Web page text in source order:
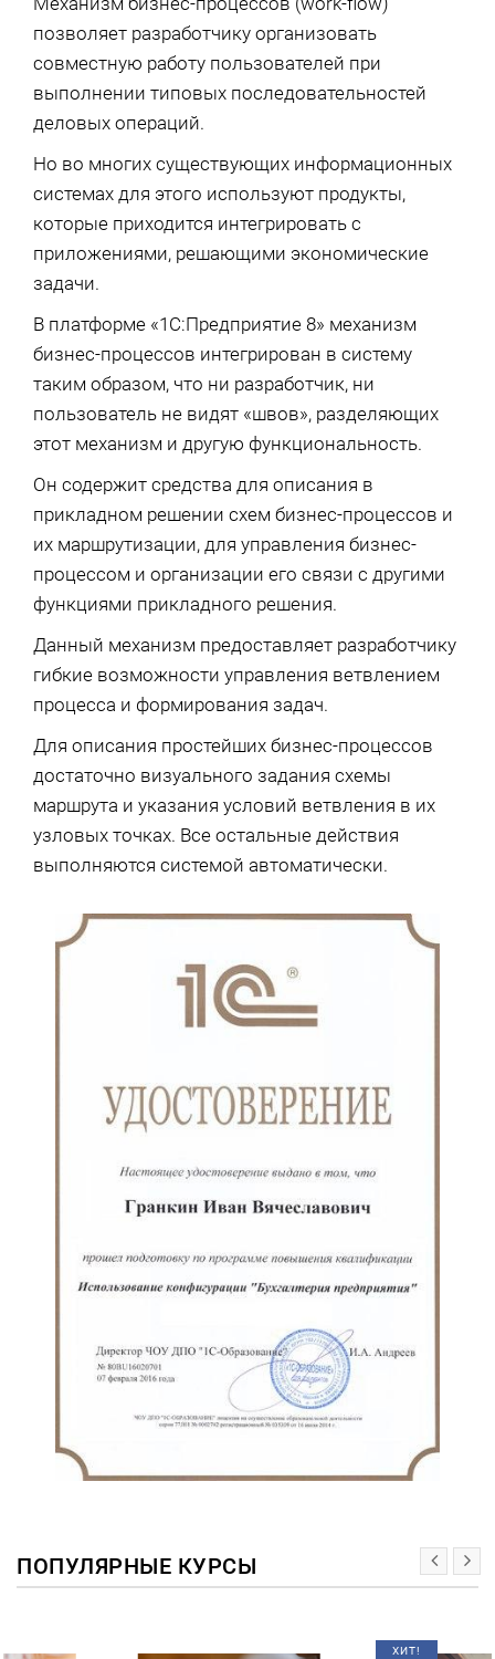
позволяет разработчику организовать
совместную работу пользователей при
выполнении типовых последовательностей
деловых операций.
Но во многих существующих информационных
системах для этого используют продукты,
которые приходится интегрировать с
приложениями, решающими экономические
задачи.
В платформе «1С:Предприятие 8» механизм
бизнес-процессов интегрирован в систему
таким образом, что ни разработчик, ни
пользователь не видят «швов», разделяющих
этот механизм и другую функциональность.
Он содержит средства для описания в
прикладном решении схем бизнес-процессов и
их маршрутизации, для управления бизнес-
процессом и организации его связи с другими
функциями прикладного решения.
Данный механизм предоставляет разработчику
гибкие возможности управления ветвлением
процесса и формирования задач.
Для описания простейших бизнес-процессов
достаточно визуального задания схемы
маршрута и указания условий ветвления в их
узловых точках. Все остальные действия
выполняются системой автоматически.
ПОПУЛЯРНЫЕ КУРСЫ
ХИТ!